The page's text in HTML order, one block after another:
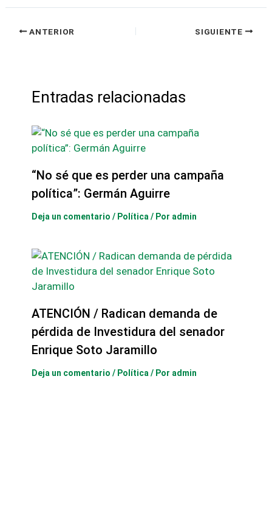
ANTERIOR SIGUIENTE
Entradas relacionadas
“No sé que es perder una campaña
política”: Germán Aguirre
Deja un comentario / Política / Por admin
ATENCIÓN / Radican demanda de
pérdida de Investidura del senador
Enrique Soto Jaramillo
Deja un comentario / Política / Por admin